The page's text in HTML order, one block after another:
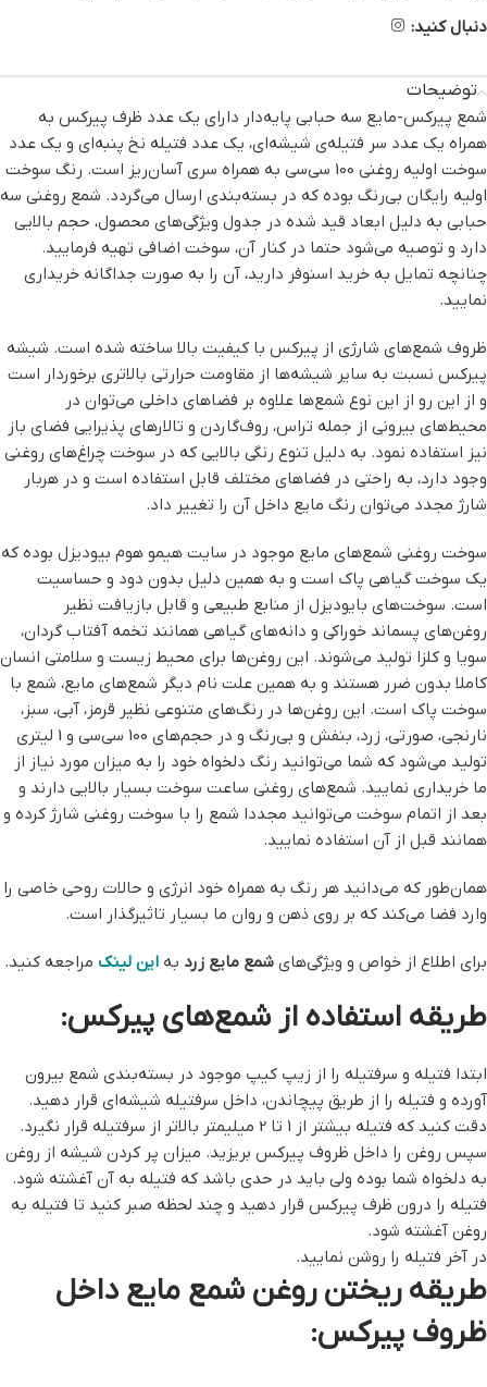
دنبال کنید:
توضیحات
شمع پیرکس-مایع سه حبابی ‌پایه‌دار دارای یک عدد ظرف پیرکس به
همراه یک عدد سر فتیله‌ی شیشه‌ای، یک عدد فتیله نخ پنبه‌ای و یک عدد
سوخت اولیه روغنی 100 سی‌سی به همراه سری آسان‌ریز است. رنگ سوخت
اولیه رایگان بی‌رنگ بوده که در بسته‌بندی ارسال می‌گردد. شمع روغنی سه
حبابی به دلیل ابعاد قید شده در جدول ویژگی‌های محصول، حجم بالایی
دارد و توصیه می‌شود حتما در کنار آن، سوخت اضافی تهیه فرمایید.
چنانچه تمایل به خرید اسنوفر دارید، آن را به صورت جداگانه خریداری
نمایید.
ظروف شمع‌های شارژی از پیرکس با کیفیت بالا ساخته شده است. شیشه
پیرکس نسبت به سایر شیشه‌ها از مقاومت حرارتی بالاتری برخوردار است
و از این رو از این نوع شمع‌ها علاوه بر فضاهای داخلی می‌توان در
محیط‌های بیرونی از جمله تراس‌، روف‌گاردن و تالارهای پذیرایی فضای باز
نیز استفاده نمود. به دلیل تنوع رنگی بالایی که در سوخت چراغ‌های روغنی
وجود دارد، به راحتی در فضاهای مختلف قابل استفاده است و در هربار
شارژ مجدد می‌توان رنگ مایع داخل آن را تغییر داد.
سوخت روغنی شمع‌های مایع موجود در سایت هیمو هوم بیودیزل بوده که
یک سوخت گیاهی پاک است و به همین دلیل بدون دود و حساسیت
است. سوخت‌های بایودیزل از منابع طبیعی و قابل بازیافت نظیر
روغن‌های پسماند خوراکی و دانه‌های گیاهی همانند تخمه آفتاب گردان،
سویا و کلزا تولید می‌شوند. این روغن‌ها برای محیط زیست و سلامتی انسان
کاملا بدون ضرر هستند و به همین علت نام دیگر شمع‌های مایع، شمع با
سوخت پاک است. این روغن‌ها در رنگ‌های متنوعی نظیر قرمز، آبی، سبز،
نارنجی، صورتی، زرد، بنفش و بی‌رنگ و در حجم‌های 100 سی‌سی و 1 لیتری
تولید می‌شود که شما می‌توانید رنگ دلخواه خود را به میزان مورد نیاز از
ما خریداری نمایید. شمع‌های روغنی ساعت سوخت بسیار بالایی دارند و
بعد از اتمام سوخت می‌توانید مجددا شمع را با سوخت روغنی شارژ کرده و
همانند قبل از آن استفاده نمایید.
همان‌طور که می‌دانید هر رنگ‌ به همراه خود انرژی و حالات روحی خاصی را
وارد فضا می‌کند که بر روی ذهن و روان ما بسیار تاثیرگذار است.
برای اطلاع از خواص و ویژگی‌های شمع مایع زرد به این لینک مراجعه کنید.
طریقه استفاده از شمع‌های پیرکس:
ابتدا فتیله و سرفتیله را از زیپ کیپ موجود در بسته‌بندی شمع بیرون
آورده و فتیله را از طریق پیچاندن، داخل سرفتیله شیشه‌ای قرار دهید.
دقت کنید که فتیله بیشتر از 1 تا 2 میلیمتر بالاتر از سرفتیله قرار نگیرد.
سپس روغن را داخل ظروف پیرکس بریزید. میزان پر کردن شیشه از روغن
به دلخواه شما بوده ولی باید در حدی باشد که فتیله به آن آغشته شود.
فتیله را درون ظرف پیرکس قرار دهید و چند لحظه صبر کنید تا فتیله به
روغن آغشته شود.
در آخر فتیله را روشن نمایید.
طریقه ریختن روغن شمع مایع داخل
ظروف پیرکس: